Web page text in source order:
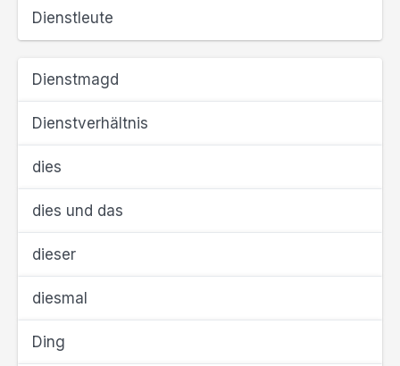
Dienstleute
Dienstmagd
Dienstverhältnis
dies
dies und das
dieser
diesmal
Ding